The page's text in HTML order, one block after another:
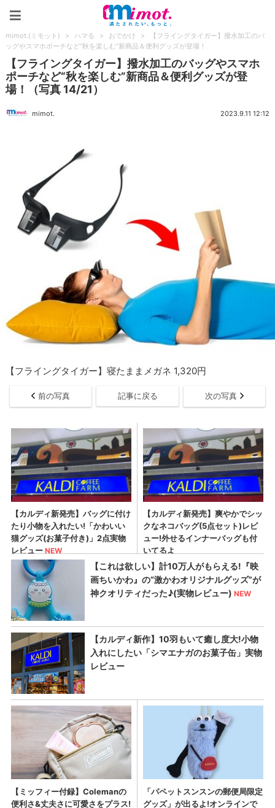
mimot.(ミモット) > ハマる > おでかけ >
【フライングタイガー】撥水加工のバ
ッグやスマホポーチなど“秋を楽しむ”新商品＆便利グッズが登場！
【フライングタイガー】撥水加工のバッグやスマホ
ポーチなど“秋を楽しむ”新商品＆便利グッズが登
場！（写真 14/21）
mimot. 2023.9.11 12:12
【フライングタイガー】寝たままメガネ 1,320円
前の写真 記事に戻る 次の写真